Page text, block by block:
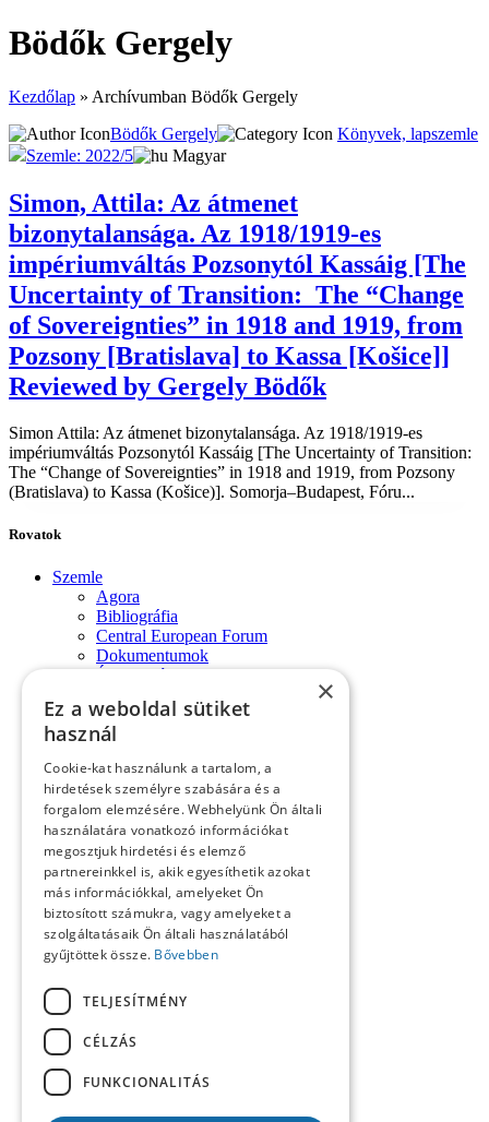
Bödők Gergely
Kezdőlap » Archívumban Bödők Gergely
Bödők Gergely
Könyvek, lapszemle
Szemle: 2022/5
Magyar
Simon, Attila: Az átmenet
bizonytalansága. Az 1918/1919-es
impériumváltás Pozsonytól Kassáig [The
Uncertainty of Transition: The “Change
of Sovereignties” in 1918 and 1919, from
Pozsony [Bratislava] to Kassa [Košice]]
Reviewed by Gergely Bödők
Simon Attila: Az átmenet bizonytalansága. Az 1918/1919-es
impériumváltás Pozsonytól Kassáig [The Uncertainty of Transition:
The “Change of Sovereignties” in 1918 and 1919, from Pozsony
(Bratislava) to Kassa (Košice)]. Somorja–Budapest, Fóru...
Rovatok
Szemle
Agora
Bibliográfia
Central European Forum
Dokumentumok
Évforduló
Impresszum
Konferencia
Kósa László köszöntése
Köszöntő
Közlemények
Kronológia
Lapszemle
Műhely
Nekrológ
Oral History
Pályakép
Reflexió
Resumé
Summary
Tanulmányok
Uncategorized @hu
×
Ez a weboldal sütiket
használ
Cookie-kat használunk a tartalom, a
hirdetések személyre szabására és a
forgalom elemzésére. Webhelyünk Ön általi
használatára vonatkozó információkat
megosztjuk hirdetési és elemző
partnereinkkel is, akik egyesíthetik azokat
más információkkal, amelyeket Ön
biztosított számukra, vagy amelyeket a
szolgáltatásaik Ön általi használatából
gyűjtöttek össze. Bővebben
TELJESÍTMÉNY
CÉLZÁS
FUNKCIONALITÁS